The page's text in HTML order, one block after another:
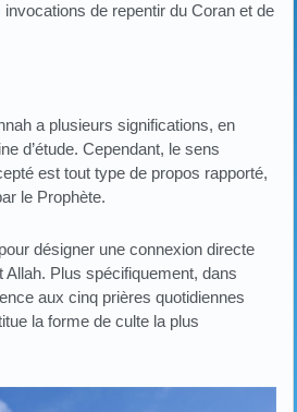
de repentir du Coran et de
a plusieurs significations, en
d’étude. Cependant, le sens
est tout type de propos rapporté,
le Prophète.
désigner une connexion directe
Allah. Plus spécifiquement, dans
aux cinq prières quotidiennes
la forme de culte la plus